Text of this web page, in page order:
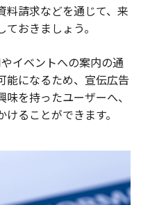
料請求などを通じて、来
おきましょう。
イベントへの案内の通
能になるため、宣伝広告
を持ったユーザーへ、
ることができます。